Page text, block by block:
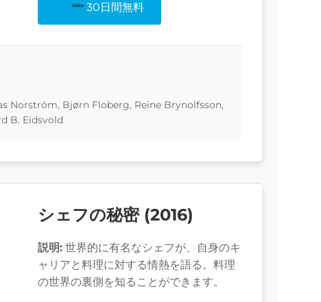
30日間無料
Norström, Bjørn Floberg, Reine Brynolfsson,
B. Eidsvold
シェフの秘密 (2016)
説明: 世界的に有名なシェフが、自身のキ
ャリアと料理に対する情熱を語る。料理
の世界の裏側を知ることができます。